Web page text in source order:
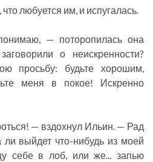
любуется им, и испугалась.
— поторопилась она
о неискренности?
просьбу: будьте хорошим,
меня в покое! Искренно
— вздохнул Ильин. — Рад
ли выйдет что-нибудь из моей
себе в лоб, или же... запью